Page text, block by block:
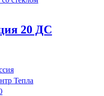
20 ДС
Тепла